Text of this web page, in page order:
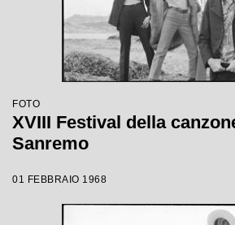
FOTO
XVIII Festival della
Sanremo
01 FEBBRAIO 1968